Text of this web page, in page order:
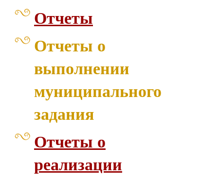
Отчеты
Отчеты о
выполнении
муниципального
задания
Отчеты о
реализации